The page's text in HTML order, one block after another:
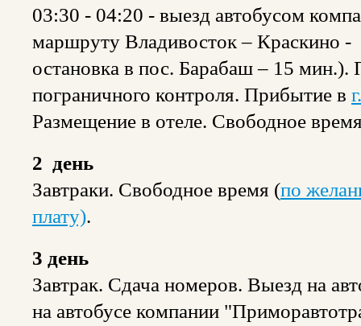
03:30 - 04:20 - выезд автобусом
маршруту Владивосток – Краскино -
остановка в пос. Барабаш – 15
пограничного контроля. Прибытие в
Размещение в отеле. Свободное
2 день
Завтраки. Свободное время (по
плату).
3 день
Завтрак. Сдача номеров. Выезд на
на автобусе компании